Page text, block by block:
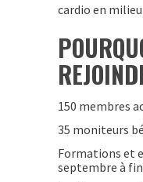
cardio en
150 membres
35 moniteurs
Formations et
septembre à